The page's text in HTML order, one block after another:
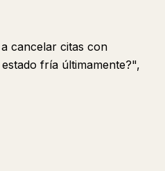
cancelar citas con
fría últimamente?",